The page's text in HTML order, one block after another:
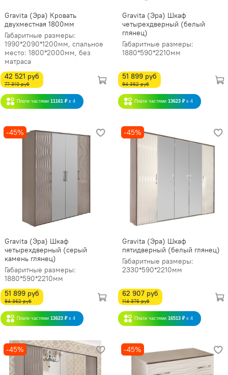
Gravita (Эра) Кровать
двухместная 1800мм
Габаритные размеры:
1990*2090*1200мм, спальное
место: 1800*2000мм, без
матраса
42 521 руб
77 310 руб
Плати частями 11161 ₽ x 4
Gravita (Эра) Шкаф
четырехдверный (белый
глянец)
Габаритные размеры:
1880*590*2210мм
51 899 руб
94 362 руб
Плати частями 13623 ₽ x 4
-45%
Gravita (Эра) Шкаф
четырехдверный (серый
камень глянец)
Габаритные размеры:
1880*590*2210мм
51 899 руб
94 362 руб
Плати частями 13623 ₽ x 4
-45%
Gravita (Эра) Шкаф
пятидверный (белый глянец)
Габаритные размеры:
2330*590*2210мм
62 907 руб
114 376 руб
Плати частями 16513 ₽ x 4
-45% -45%